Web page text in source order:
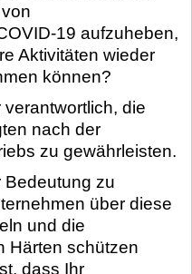
19 aufzuheben,
Aktivitäten wieder
können?
die
nach der
zu gewährleisten.
Bedeutung zu
über diese
und die
Härten schützen
dass Ihr